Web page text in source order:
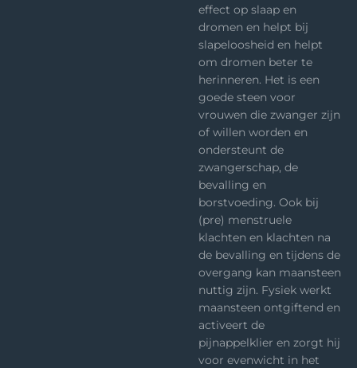
effect op slaap en
dromen en helpt bij
slapeloosheid en helpt
om dromen beter te
herinneren. Het is een
goede steen voor
vrouwen die zwanger zijn
of willen worden en
ondersteunt de
zwangerschap, de
bevalling en
borstvoeding. Ook bij
(pre) menstruele
klachten en klachten na
de bevalling en tijdens de
overgang kan maansteen
nuttig zijn. Fysiek werkt
maansteen ontgiftend en
activeert de
pijnappelklier en zorgt hij
voor evenwicht in het